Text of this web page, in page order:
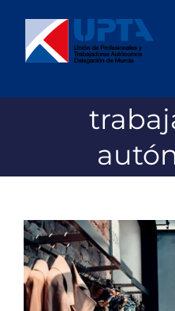
contenido